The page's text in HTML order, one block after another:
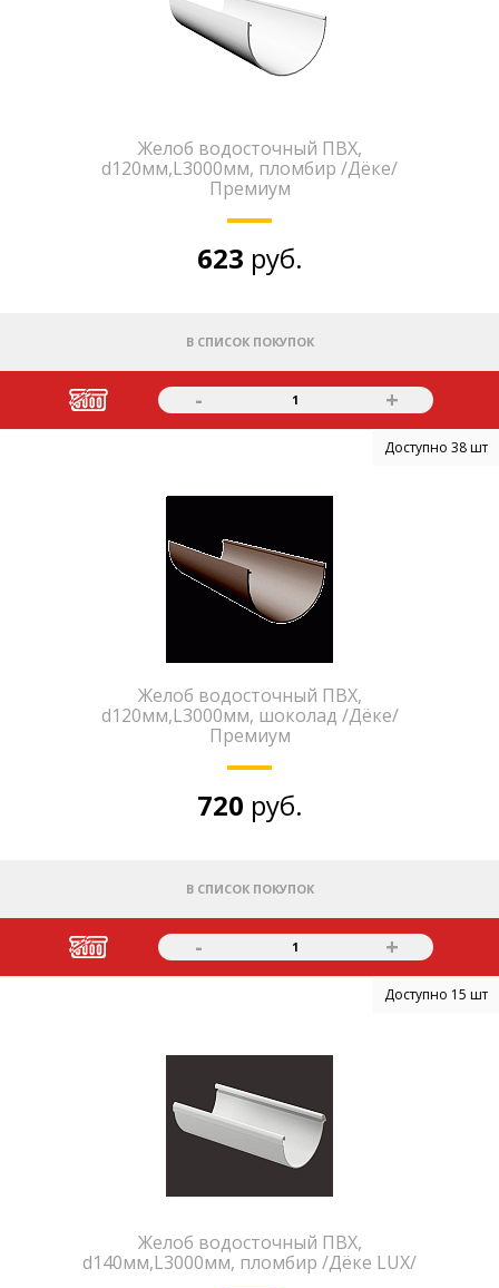
Желоб водосточный ПВХ,
d120мм,L3000мм, пломбир /Дёке/
Премиум
623 руб.
В СПИСОК ПОКУПОК
- 1 +
Доступно 38 шт
Желоб водосточный ПВХ,
d120мм,L3000мм, шоколад /Дёке/
Премиум
720 руб.
В СПИСОК ПОКУПОК
- 1 +
Доступно 15 шт
Желоб водосточный ПВХ,
d140мм,L3000мм, пломбир /Дёке LUX/